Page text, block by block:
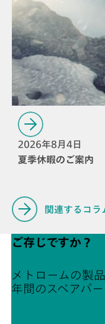
2026年8月4日
夏季休暇のご案内
関連するコラ
ご存じですか？
メトロームの製
年間のスペアパ